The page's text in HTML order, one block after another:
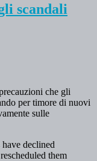
scandali
che gli
per timore di nuovi
sulle
declined
them